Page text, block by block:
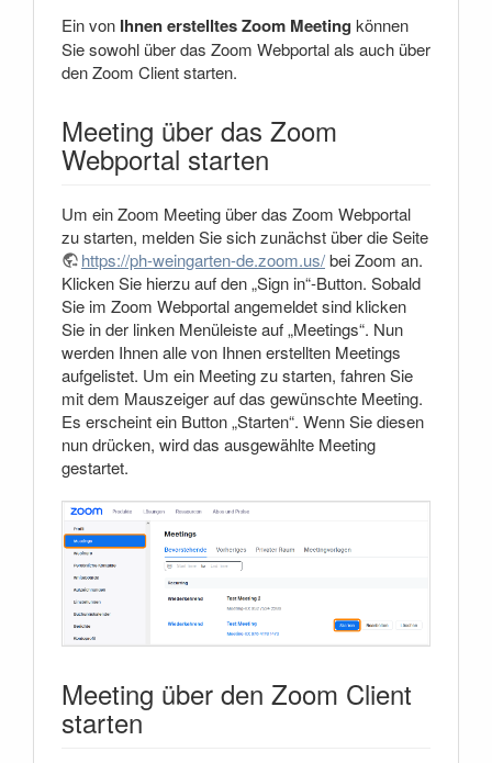
Ein von Ihnen erstelltes Zoom Meeting können
Sie sowohl über das Zoom Webportal als auch über
den Zoom Client starten.
Meeting über das Zoom
Webportal starten
Um ein Zoom Meeting über das Zoom Webportal
zu starten, melden Sie sich zunächst über die Seite
https://ph-weingarten-de.zoom.us/bei Zoom an.
Klicken Sie hierzu auf den „Sign in“-Button. Sobald
Sie im Zoom Webportal angemeldet sind klicken
Sie in der linken Menüleiste auf „Meetings“. Nun
werden Ihnen alle von Ihnen erstellten Meetings
aufgelistet. Um ein Meeting zu starten, fahren Sie
mit dem Mauszeiger auf das gewünschte Meeting.
Es erscheint ein Button „Starten“. Wenn Sie diesen
nun drücken, wird das ausgewählte Meeting
gestartet.
Meeting über den Zoom Client
starten